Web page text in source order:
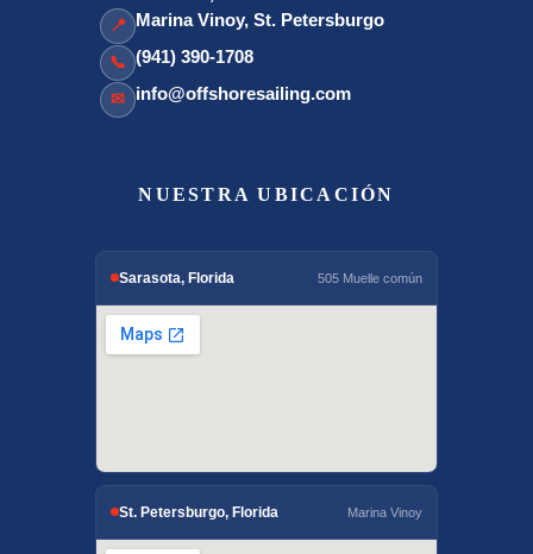
📍 Marina Vinoy, St. Petersburgo
📞 (941) 390-1708
✉ info@offshoresailing.com
NUESTRA UBICACIÓN
Sarasota, Florida 505 Muelle común
St. Petersburgo, Florida Marina Vinoy